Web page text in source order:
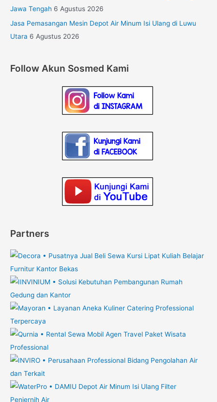
Jawa Tengah 6 Agustus 2026
Jasa Pemasangan Mesin Depot Air Minum Isi Ulang di Luwu
Utara 6 Agustus 2026
Follow Akun Sosmed Kami
Partners